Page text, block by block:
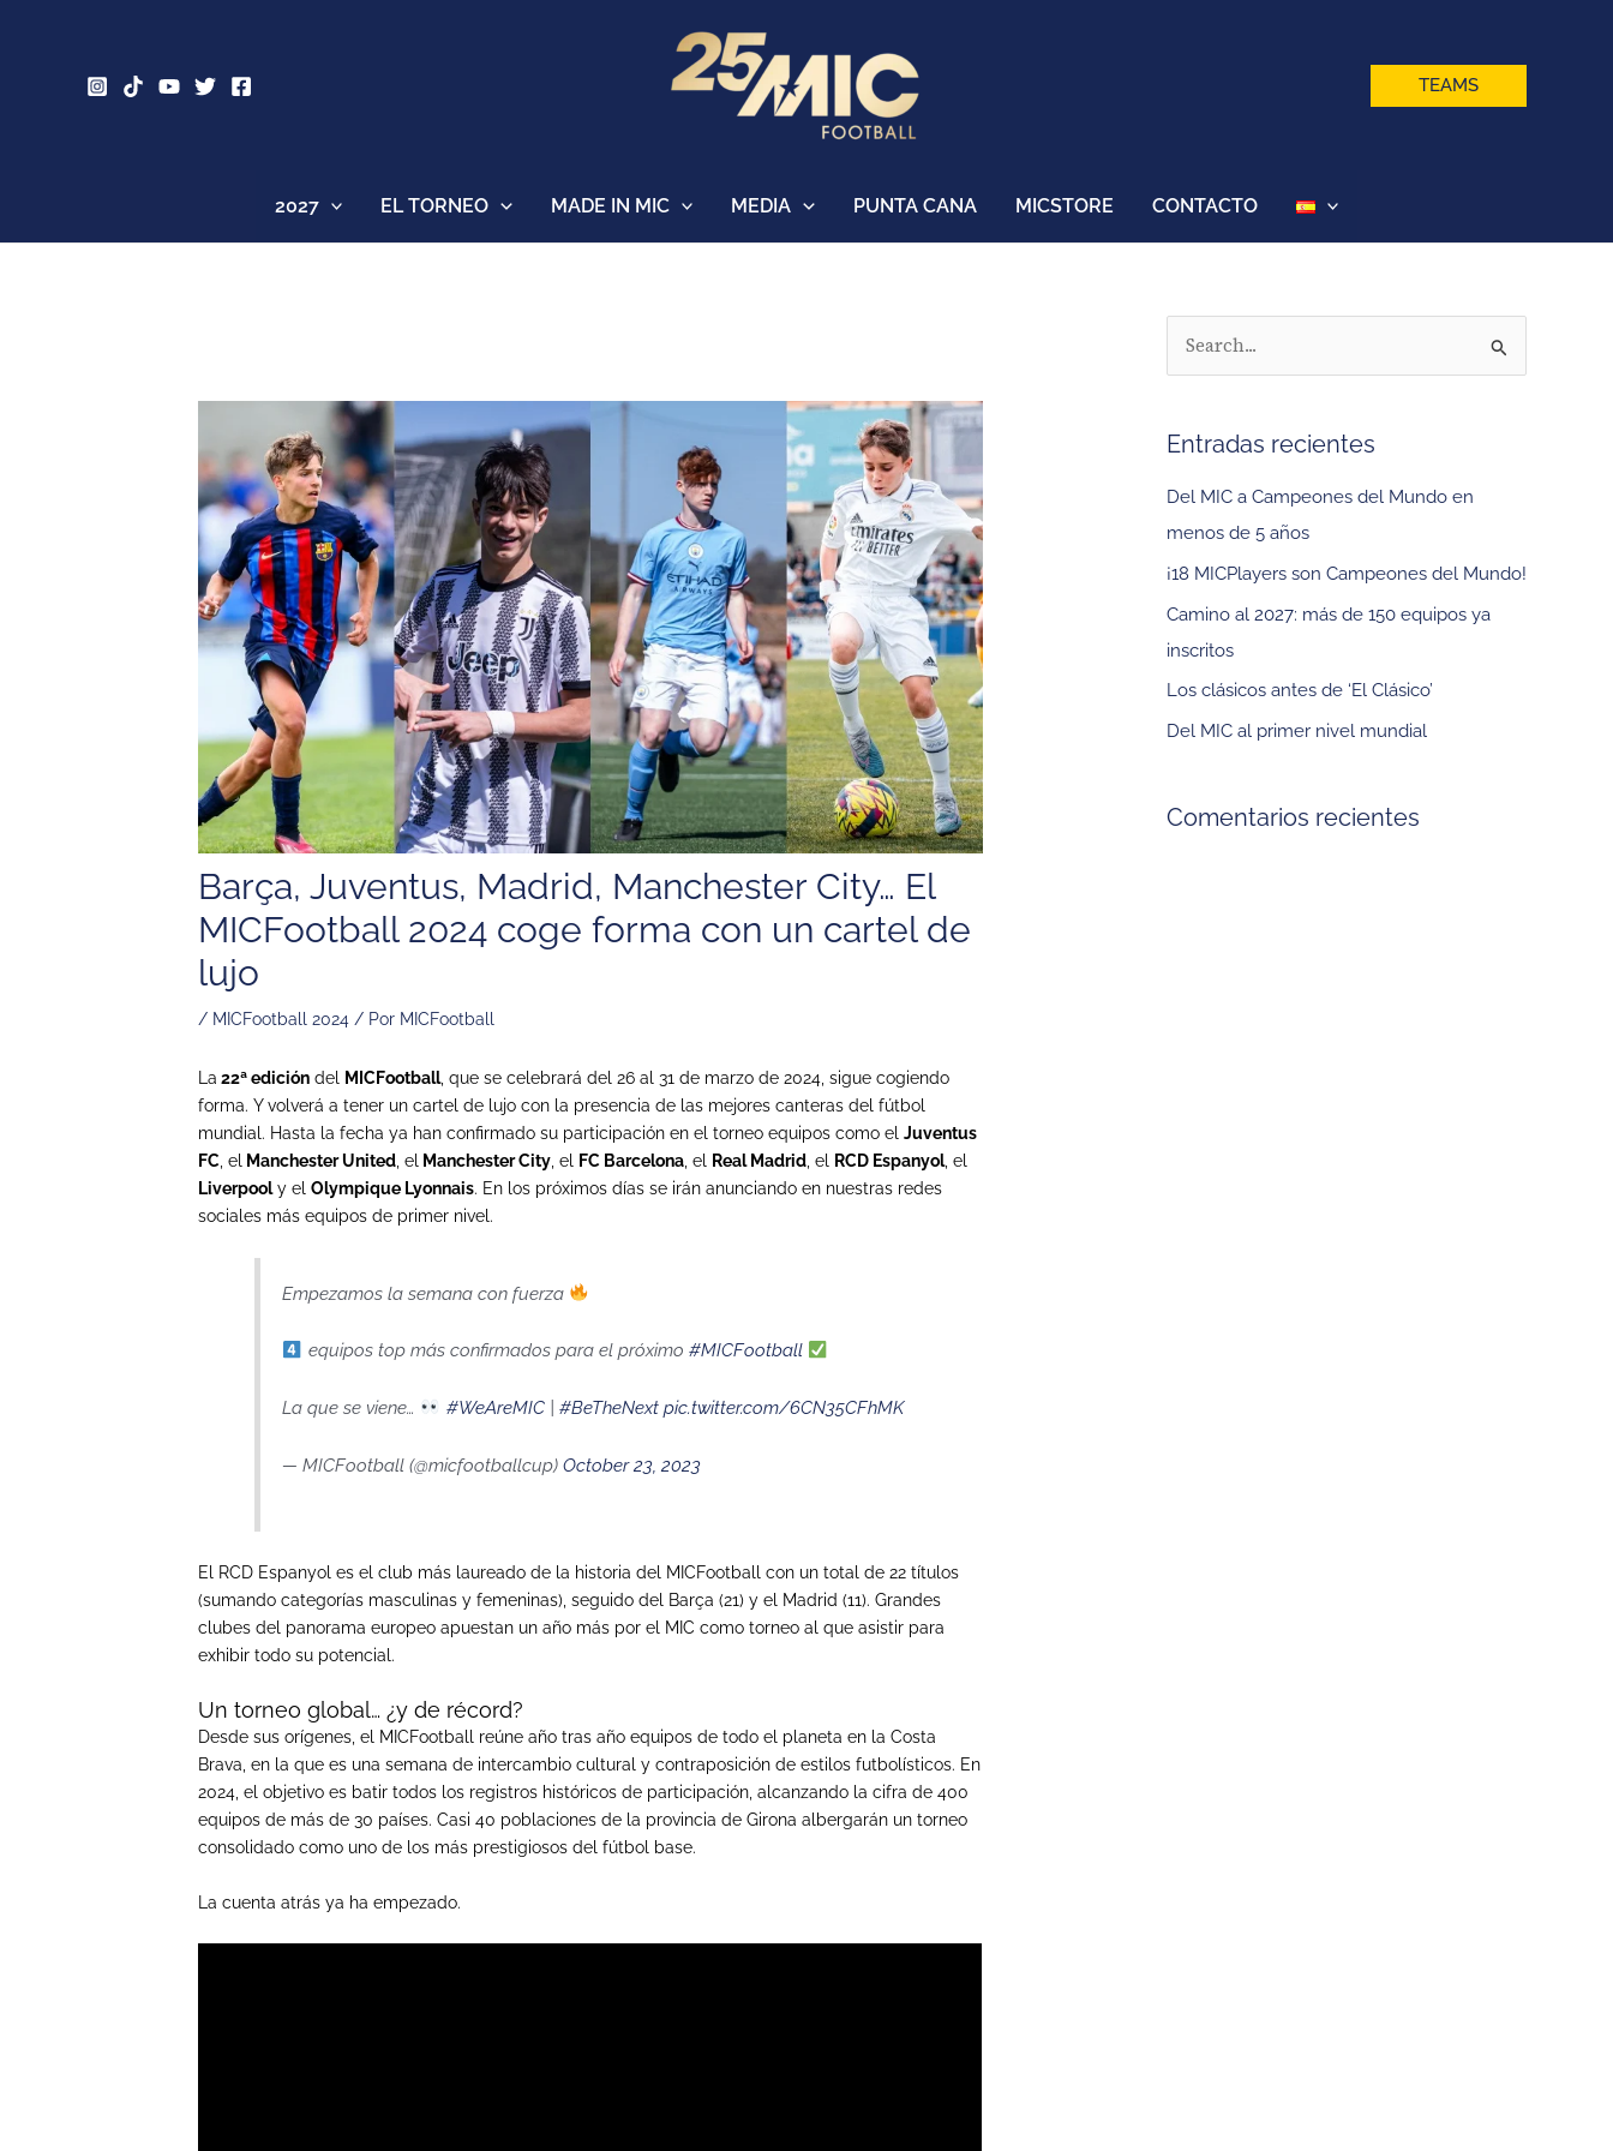
TEAMS
2027 EL TORNEO MADE IN MIC MEDIA PUNTA CANA MICSTORE CONTACTO
Barça, Juventus, Madrid, Manchester City… El
MICFootball 2024 coge forma con un cartel de
lujo
/ MICFootball 2024 / Por MICFootball
La 22ª edición del MICFootball, que se celebrará del 26 al 31 de marzo de 2024, sigue cogiendo
forma. Y volverá a tener un cartel de lujo con la presencia de las mejores canteras del fútbol
mundial. Hasta la fecha ya han confirmado su participación en el torneo equipos como elJuventus
FC , el Manchester United , el Manchester City , el FC Barcelona , el Real Madrid , el RCD Espanyol, el
Liverpooly elOlympique Lyonnais. En los próximos días se irán anunciando en nuestras redes
sociales más equipos de primer nivel.
Empezamos la semana con fuerza
equipos top más confirmados para el próximo #MICFootball
La que se viene… #WeAreMIC| #BeTheNext pic.twitter.com/6CN35CFhMK
— MICFootball (@micfootballcup)October 23, 2023
El RCD Espanyol es el club más laureado de la historia del MICFootball con un total de 22 títulos
(sumando categorías masculinas y femeninas), seguido del Barça (21) y el Madrid (11). Grandes
clubes del panorama europeo apuestan un año más por el MIC como torneo al que asistir para
exhibir todo su potencial.
Un torneo global… ¿y de récord?
Desde sus orígenes, el MICFootball reúne año tras año equipos de todo el planeta en la Costa
Brava, en la que es una semana de intercambio cultural y contraposición de estilos futbolísticos. En
2024, el objetivo es batir todos los registros históricos de participación, alcanzando la cifra de 400
equipos de más de 30 países. Casi 40 poblaciones de la provincia de Girona albergarán un torneo
consolidado como uno de los más prestigiosos del fútbol base.
La cuenta atrás ya ha empezado.
c
a
r
p
o
r
Entradas recientes
Del MIC a Campeones del Mundo en
menos de 5 años
¡18 MICPlayers son Campeones del Mundo!
Camino al 2027: más de 150 equipos ya
inscritos
Los clásicos antes de ‘El Clásico’
Del MIC al primer nivel mundial
Comentarios recientes